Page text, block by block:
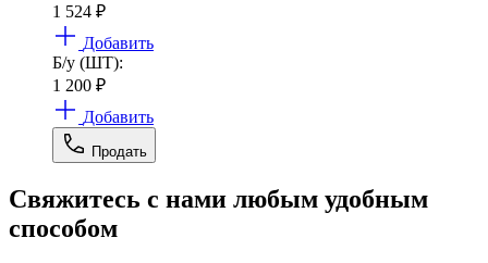
1 524 ₽
Добавить
Б/у (ШТ):
1 200 ₽
Добавить
Продать
Свяжитесь с нами любым удобным
способом